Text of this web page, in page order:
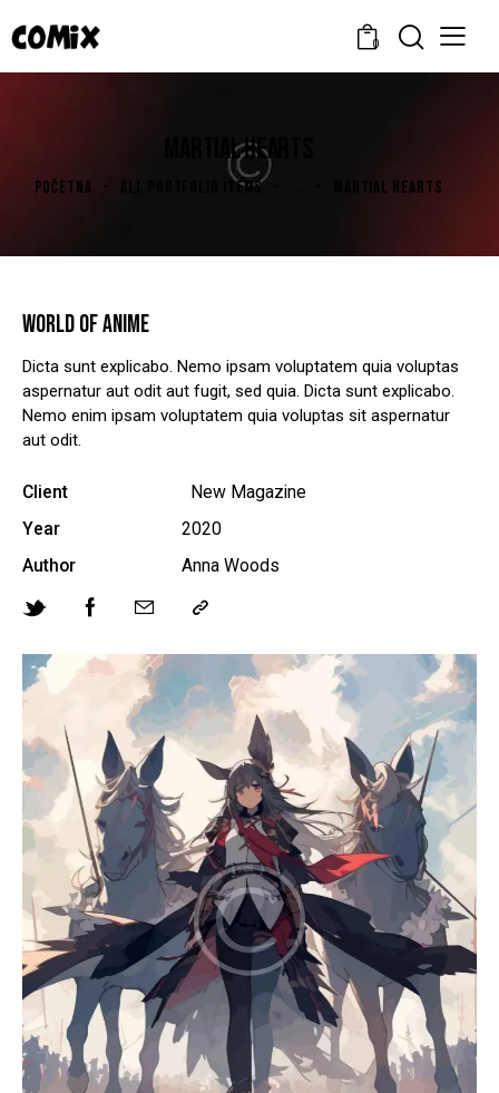
0
MARTIAL HEARTS
POČETNA ALL PORTFOLIO ITEMS MARTIAL HEARTS
WORLD OF ANIME
Dicta sunt explicabo. Nemo ipsam voluptatem quia voluptas
aspernatur aut odit aut fugit, sed quia. Dicta sunt explicabo.
Nemo enim ipsam voluptatem quia voluptas sit aspernatur
aut odit.
Client
New Magazine
Year
2020
Author
Anna Woods